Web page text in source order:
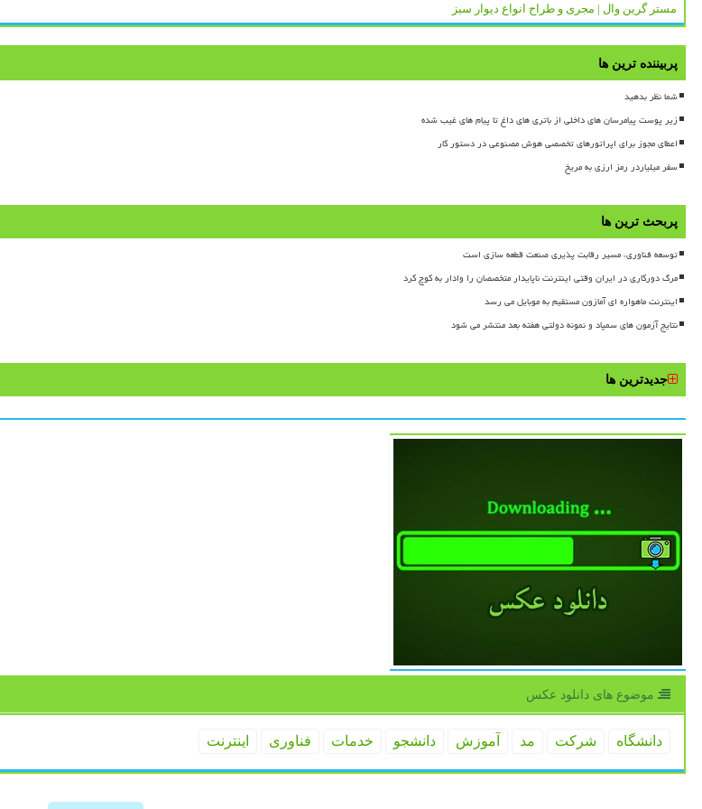
مستر گرین وال | مجری و طراح انواع دیوار سبز
پربیننده ترین ها
شما نظر بدهید
زیر پوست پیامرسان های داخلی از باتری های داغ تا پیام های غیب شده
اعطای مجوز برای اپراتورهای تخصصی هوش مصنوعی در دستور کار
سفر میلیاردر رمز ارزی به مریخ
پربحث ترین ها
توسعه فناوری، مسیر رقابت پذیری صنعت قطعه سازی است
مرگ دورکاری در ایران وقتی اینترنت ناپایدار متخصصان را وادار به کوچ کرد
اینترنت ماهواره ای آمازون مستقیم به موبایل می رسد
نتایج آزمون های سمپاد و نمونه دولتی هفته بعد منتشر می شود
جدیدترین ها
موضوع های دانلود عكس
دانشگاه شركت مد آموزش دانشجو خدمات فناوری اینترنت